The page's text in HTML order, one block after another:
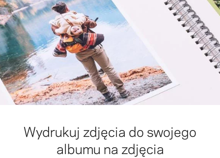
Wydrukuj zdjęcia do swojego
albumu na zdjęcia